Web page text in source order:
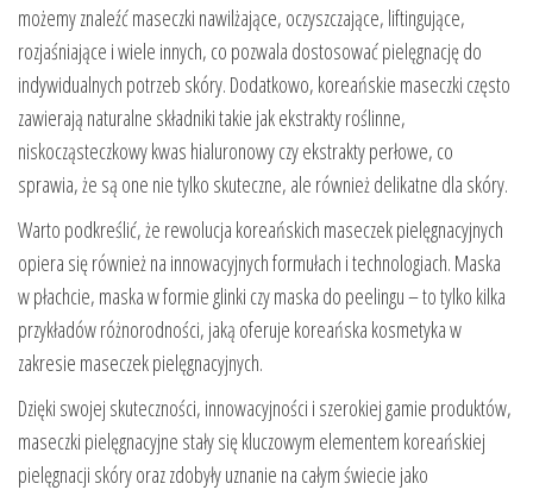
możemy znaleźć maseczki nawilżające, oczyszczające, liftingujące,
rozjaśniające i wiele innych, co pozwala dostosować pielęgnację do
indywidualnych potrzeb skóry. Dodatkowo, koreańskie maseczki często
zawierają naturalne składniki takie jak ekstrakty roślinne,
niskocząsteczkowy kwas hialuronowy czy ekstrakty perłowe, co
sprawia, że są one nie tylko skuteczne, ale również delikatne dla skóry.
Warto podkreślić, że rewolucja koreańskich maseczek pielęgnacyjnych
opiera się również na innowacyjnych formułach i technologiach. Maska
w płachcie, maska w formie glinki czy maska do peelingu – to tylko kilka
przykładów różnorodności, jaką oferuje koreańska kosmetyka w
zakresie maseczek pielęgnacyjnych.
Dzięki swojej skuteczności, innowacyjności i szerokiej gamie produktów,
maseczki pielęgnacyjne stały się kluczowym elementem koreańskiej
pielęgnacji skóry oraz zdobyły uznanie na całym świecie jako